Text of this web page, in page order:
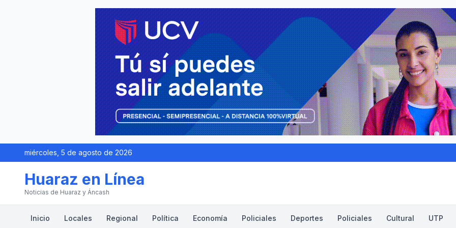
miércoles, 5 de agosto de 2026
Huaraz en Línea
Noticias de Huaraz y Áncash
Inicio Locales Regional Política Economía Policiales Deportes Policiales Cultural UTP